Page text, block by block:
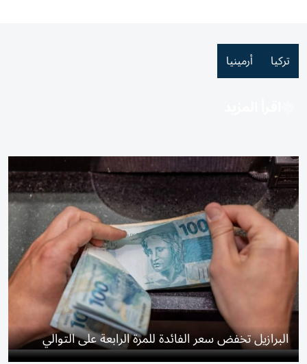
تركيا أرمينيا
البرازيل تخفض سعر الفائدة للمرة الرابعة على التوالي